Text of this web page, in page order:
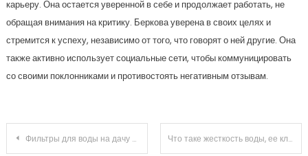
карьеру. Она остается уверенной в себе и продолжает работать, не
обращая внимания на критику. Беркова уверена в своих целях и
стремится к успеху, независимо от того, что говорят о ней другие. Она
также активно использует социальные сети, чтобы коммуницировать
со своими поклонниками и противостоять негативным отзывам.
Навигация
Фильтры для воды на дачу из скважины и колодца, какой выбрать Что таке жесткость воды, ее классификация, как определить жесткость и способы умягчить